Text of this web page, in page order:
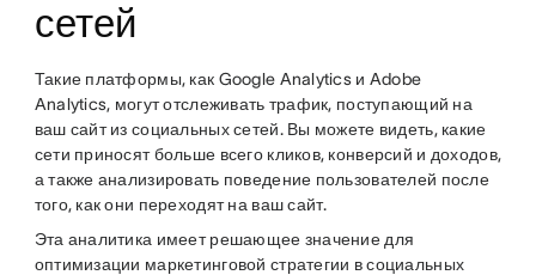
сетей
Такие платформы, как Google Analytics и Adobe
Analytics, могут отслеживать трафик, поступающий на
ваш сайт из социальных сетей. Вы можете видеть, какие
сети приносят больше всего кликов, конверсий и доходов,
а также анализировать поведение пользователей после
того, как они переходят на ваш сайт.
Эта аналитика имеет решающее значение для
оптимизации маркетинговой стратегии в социальных